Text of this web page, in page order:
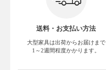
送料・お支払い方法
大型家具は出荷からお届けまで
1～2週間程度かかります。